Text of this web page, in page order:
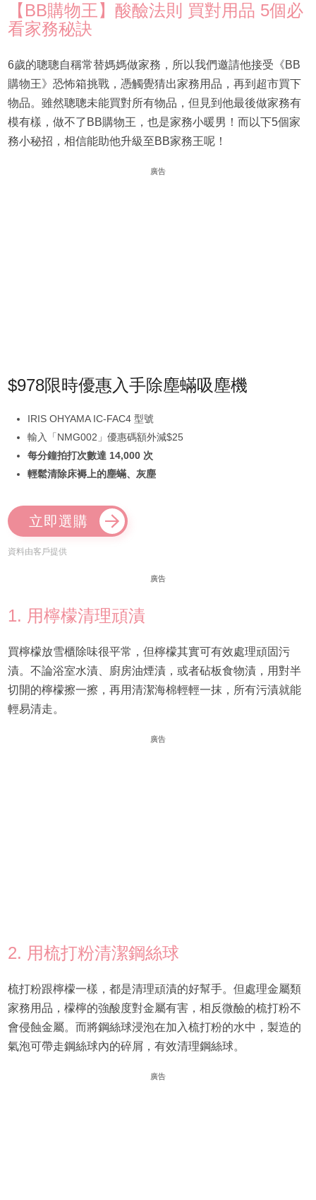
【BB購物王】酸醶法則 買對用品 5個必
看家務秘訣
6歲的聰聰自稱常替媽媽做家務，所以我們邀請他接受《BB
購物王》恐怖箱挑戰，憑觸覺猜出家務用品，再到超市買下
物品。雖然聰聰未能買對所有物品，但見到他最後做家務有
模有樣，做不了BB購物王，也是家務小暖男！而以下5個家
務小秘招，相信能助他升級至BB家務王呢！
廣告
$978限時優惠入手除塵蟎吸塵機
IRIS OHYAMA IC-FAC4 型號
輸入「NMG002」優惠碼額外減$25
每分鐘拍打次數達 14,000 次
輕鬆清除床褥上的塵蟎、灰塵
立即選購
資料由客戶提供
廣告
1. 用檸檬清理頑漬
買檸檬放雪櫃除味很平常，但檸檬其實可有效處理頑固污
漬。不論浴室水漬、廚房油煙漬，或者砧板食物漬，用對半
切開的檸檬擦一擦，再用清潔海棉輕輕一抹，所有污漬就能
輕易清走。
廣告
2. 用梳打粉清潔鋼絲球
梳打粉跟檸檬一樣，都是清理頑漬的好幫手。但處理金屬類
家務用品，檬檸的強酸度對金屬有害，相反微醶的梳打粉不
會侵蝕金屬。而將鋼絲球浸泡在加入梳打粉的水中，製造的
氣泡可帶走鋼絲球內的碎屑，有效清理鋼絲球。
廣告